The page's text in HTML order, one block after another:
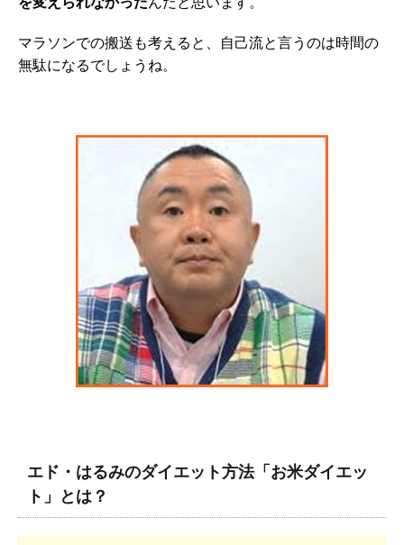
マラソンでの搬送も考えると、自己流と言うのは時間の
無駄になるでしょうね。
エド・はるみのダイエット方法「お米ダイエッ
ト」とは？